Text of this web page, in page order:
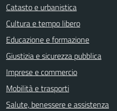
Catasto e urbanistica
Cultura e tempo libero
Educazione e formazione
Giustizia e sicurezza pubblica
Imprese e commercio
Mobilità e trasporti
Salute, benessere e assistenza